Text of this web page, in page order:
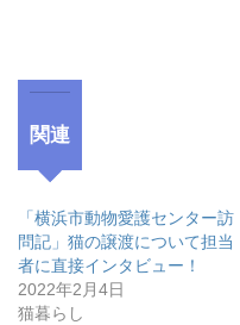
関連
「横浜市動物愛護センター訪
問記」猫の譲渡について担当
者に直接インタビュー！
2022年2月4日
猫暮らし